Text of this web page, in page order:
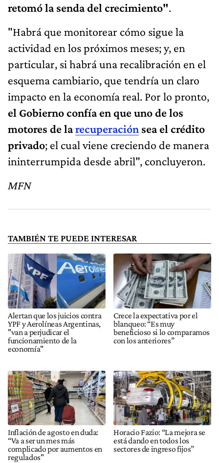
retomó la senda del crecimiento".
"Habrá que monitorear cómo sigue la
actividad en los próximos meses; y, en
particular, si habrá una recalibración en el
esquema cambiario, que tendría un claro
impacto en la economía real. Por lo pronto,
el Gobierno confía en que uno de los
motores de larecuperación sea el crédito
privado; el cual viene creciendo de manera
ininterrumpida desde abril", concluyeron.
MFN
TAMBIÉN TE PUEDE INTERESAR
Alertan que los juicios contra
YPF y Aerolíneas Argentinas,
"van a perjudicar el
funcionamiento de la
economía"
Crece la expectativa por el
blanqueo: “Es muy
beneficioso si lo comparamos
con los anteriores”
Inflación de agosto en duda:
“Va a ser un mes más
complicado por aumentos en
regulados"
Horacio Fazio: “La mejora se
está dando en todos los
sectores de ingreso fijos”